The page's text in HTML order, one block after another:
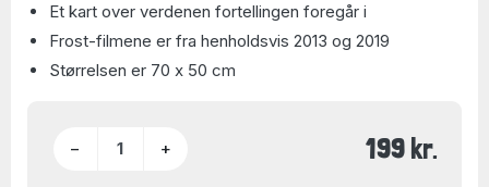
Et kart over verdenen fortellingen foregår i
Frost-filmene er fra henholdsvis 2013 og 2019
Størrelsen er 70 x 50 cm
− + 199 kr.